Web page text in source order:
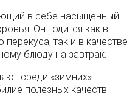
в себе насыщенный
Он годится как в
перекуса, так и в качестве
блюду на завтрак.
среди «зимних»
полезных качеств.